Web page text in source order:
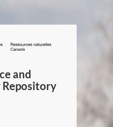
/
Canada
and
Repository